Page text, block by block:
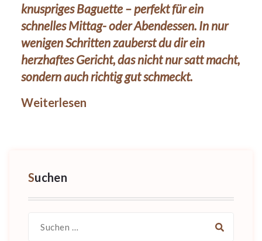
knuspriges Baguette – perfekt für ein
schnelles Mittag- oder Abendessen. In nur
wenigen Schritten zauberst du dir ein
herzhaftes Gericht, das nicht nur satt macht,
sondern auch richtig gut schmeckt.
Weiterlesen
Suchen
nach: